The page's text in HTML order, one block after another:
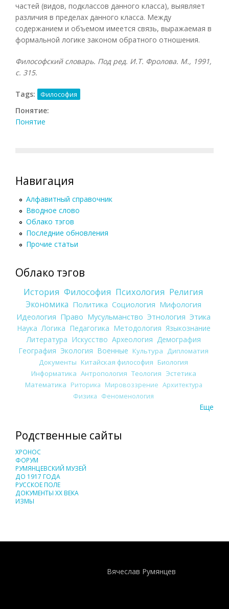
частей (видов, подклассов данного класса), выявляет
различия в пределах данного класса. Между
содержанием и объемом имеется связь, выражаемая в
формальной логике законом обратного отношения.
Философский словарь. Под ред. И.Т. Фролова. М., 1991,
с. 315.
Tags: Философия
Понятие:
Понятие
Навигация
Алфавитный справочник
Вводное слово
Облако тэгов
Последние обновления
Прочие статьи
Облако тэгов
История Философия Психология Религия
Экономика Политика Социология Мифология
Идеология Право Мусульманство Этнология Этика
Наука Логика Педагогика Методология Языкознание
Литература Искусство Археология Демография
География Экология Военные Культура
Дипломатия
Документы Китайская философия Биология
Информатика Антропология Теология Эстетика
Математика Риторика Мировоззрение Архитектура
Физика Феноменология
Еще
Родственные сайты
ХРОНОС
ФОРУМ
РУМЯНЦЕВСКИЙ МУЗЕЙ
ДО 1917 ГОДА
РУССКОЕ ПОЛЕ
ДОКУМЕНТЫ XX ВЕКА
ИЗМЫ
Вячеслав Румянцев